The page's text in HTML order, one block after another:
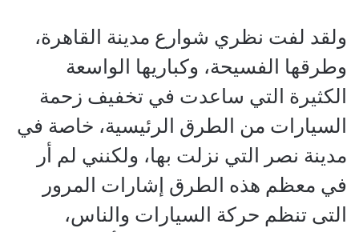
ولقد لفت نظري شوارع مدينة القاهرة،
وطرقها الفسيحة، وكباريها الواسعة
الكثيرة التي ساعدت في تخفيف زحمة
السيارات من الطرق الرئيسية، خاصة في
مدينة نصر التي نزلت بها، ولكنني لم أر
في معظم هذه الطرق إشارات المرور
التى تنظم حركة السيارات والناس،